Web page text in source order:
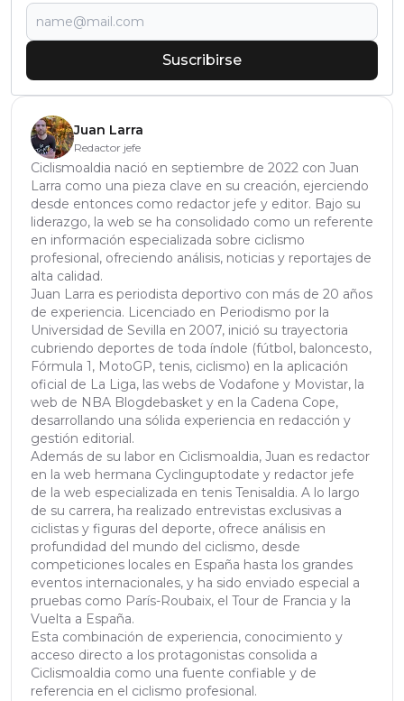
Suscribirse
Juan Larra
Redactor jefe
Ciclismoaldia nació en septiembre de 2022 con Juan
Larra como una pieza clave en su creación, ejerciendo
desde entonces como redactor jefe y editor. Bajo su
liderazgo, la web se ha consolidado como un referente
en información especializada sobre ciclismo
profesional, ofreciendo análisis, noticias y reportajes de
alta calidad.
Juan Larra es periodista deportivo con más de 20 años
de experiencia. Licenciado en Periodismo por la
Universidad de Sevilla en 2007, inició su trayectoria
cubriendo deportes de toda índole (fútbol, baloncesto,
Fórmula 1, MotoGP, tenis, ciclismo) en la aplicación
oficial de La Liga, las webs de Vodafone y Movistar, la
web de NBA Blogdebasket y en la Cadena Cope,
desarrollando una sólida experiencia en redacción y
gestión editorial.
Además de su labor en Ciclismoaldia, Juan es redactor
en la web hermana Cyclinguptodate y redactor jefe
de la web especializada en tenis Tenisaldia. A lo largo
de su carrera, ha realizado entrevistas exclusivas a
ciclistas y figuras del deporte, ofrece análisis en
profundidad del mundo del ciclismo, desde
competiciones locales en España hasta los grandes
eventos internacionales, y ha sido enviado especial a
pruebas como París-Roubaix, el Tour de Francia y la
Vuelta a España.
Esta combinación de experiencia, conocimiento y
acceso directo a los protagonistas consolida a
Ciclismoaldia como una fuente confiable y de
referencia en el ciclismo profesional.